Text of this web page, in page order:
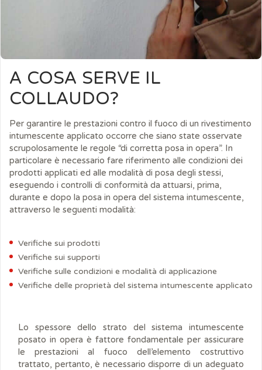
A COSA SERVE IL
COLLAUDO?
Per garantire le prestazioni contro il fuoco di un rivestimento
intumescente applicato occorre che siano state osservate
scrupolosamente le regole “di corretta posa in opera”. In
particolare è necessario fare riferimento alle condizioni dei
prodotti applicati ed alle modalità di posa degli stessi,
eseguendo i controlli di conformità da attuarsi, prima,
durante e dopo la posa in opera del sistema intumescente,
attraverso le seguenti modalità:
Verifiche sui prodotti
Verifiche sui supporti
Verifiche sulle condizioni e modalità di applicazione
Verifiche delle proprietà del sistema intumescente applicato
Lo spessore dello strato del sistema intumescente
posato in opera è fattore fondamentale per assicurare
le prestazioni al fuoco dell’elemento costruttivo
trattato, pertanto, è necessario disporre di un adeguato